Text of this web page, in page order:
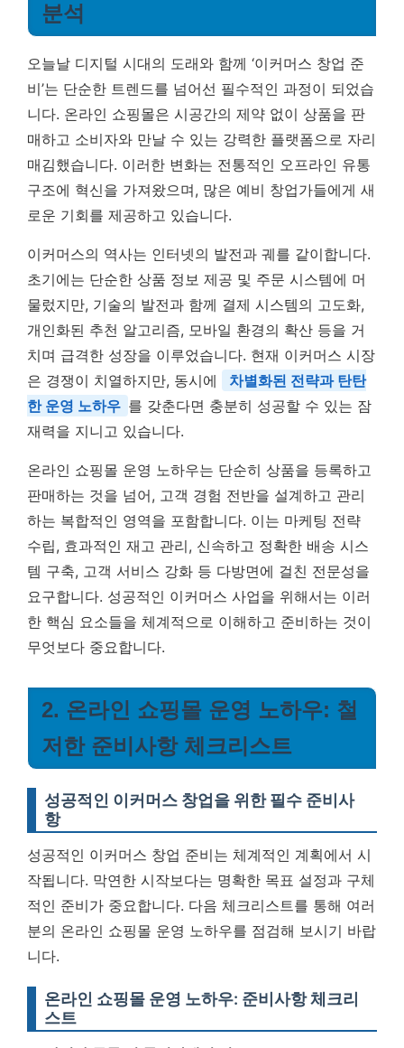
분석
오늘날 디지털 시대의 도래와 함께 ‘이커머스 창업 준
비’는 단순한 트렌드를 넘어선 필수적인 과정이 되었습
니다. 온라인 쇼핑몰은 시공간의 제약 없이 상품을 판
매하고 소비자와 만날 수 있는 강력한 플랫폼으로 자리
매김했습니다. 이러한 변화는 전통적인 오프라인 유통
구조에 혁신을 가져왔으며, 많은 예비 창업가들에게 새
로운 기회를 제공하고 있습니다.
이커머스의 역사는 인터넷의 발전과 궤를 같이합니다.
초기에는 단순한 상품 정보 제공 및 주문 시스템에 머
물렀지만, 기술의 발전과 함께 결제 시스템의 고도화,
개인화된 추천 알고리즘, 모바일 환경의 확산 등을 거
치며 급격한 성장을 이루었습니다. 현재 이커머스 시장
은 경쟁이 치열하지만, 동시에
차별화된 전략과 탄탄
한 운영 노하우 를 갖춘다면 충분히 성공할 수 있는 잠
재력을 지니고 있습니다.
온라인 쇼핑몰 운영 노하우는 단순히 상품을 등록하고
판매하는 것을 넘어, 고객 경험 전반을 설계하고 관리
하는 복합적인 영역을 포함합니다. 이는 마케팅 전략
수립, 효과적인 재고 관리, 신속하고 정확한 배송 시스
템 구축, 고객 서비스 강화 등 다방면에 걸친 전문성을
요구합니다. 성공적인 이커머스 사업을 위해서는 이러
한 핵심 요소들을 체계적으로 이해하고 준비하는 것이
무엇보다 중요합니다.
2. 온라인 쇼핑몰 운영 노하우: 철
저한 준비사항 체크리스트
성공적인 이커머스 창업을 위한 필수 준비사
항
성공적인 이커머스 창업 준비는 체계적인 계획에서 시
작됩니다. 막연한 시작보다는 명확한 목표 설정과 구체
적인 준비가 중요합니다. 다음 체크리스트를 통해 여러
분의 온라인 쇼핑몰 운영 노하우를 점검해 보시기 바랍
니다.
온라인 쇼핑몰 운영 노하우: 준비사항 체크리
스트